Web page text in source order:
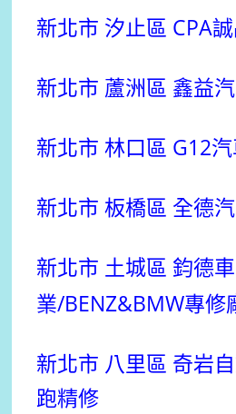
新北市 汐止區 CPA
新北市 蘆洲區 鑫益
新北市 林口區 G12
新北市 板橋區 全德
新北市 土城區 鈞德車
業/BENZ&BMW專修
新北市 八里區 奇岩
跑精修